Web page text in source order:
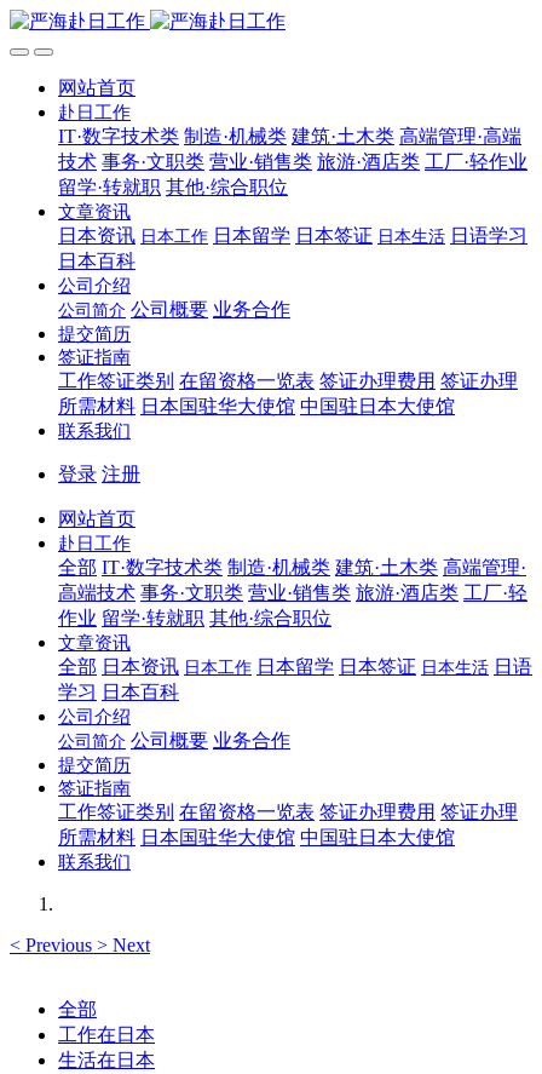
网站首页
赴日工作
IT·数字技术类 制造·机械类 建筑·土木类 高端管理·高端
技术 事务·文职类 营业·销售类 旅游·酒店类 工厂·轻作业
留学·转就职 其他·综合职位
文章资讯
日本资讯 日本工作 日本留学 日本签证 日本生活 日语学习
日本百科
公司介绍
公司简介 公司概要 业务合作
提交简历
签证指南
工作签证类别 在留资格一览表 签证办理费用 签证办理
所需材料 日本国驻华大使馆 中国驻日本大使馆
联系我们
登录 注册
网站首页
赴日工作
全部 IT·数字技术类 制造·机械类 建筑·土木类 高端管理·
高端技术 事务·文职类 营业·销售类 旅游·酒店类 工厂·轻
作业 留学·转就职 其他·综合职位
文章资讯
全部 日本资讯 日本工作 日本留学 日本签证 日本生活 日语
学习 日本百科
公司介绍
公司简介 公司概要 业务合作
提交简历
签证指南
工作签证类别 在留资格一览表 签证办理费用 签证办理
所需材料 日本国驻华大使馆 中国驻日本大使馆
联系我们
< Previous > Next
全部
工作在日本
生活在日本